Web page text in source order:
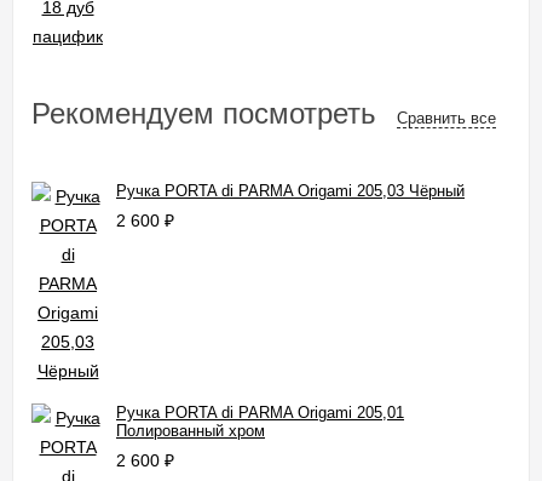
Рекомендуем посмотреть Сравнить все
Ручка PORTA di PARMA Origami 205,03 Чёрный
2 600 ₽
Ручка PORTA di PARMA Origami 205,01
Полированный хром
2 600 ₽